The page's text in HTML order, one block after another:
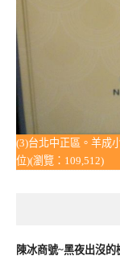
(3)台北中正區。羊成
位)(瀏覽：109,512)
陳冰商號~黑夜出沒